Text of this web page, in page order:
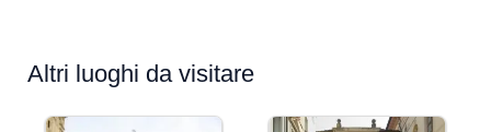
Altri luoghi da visitare